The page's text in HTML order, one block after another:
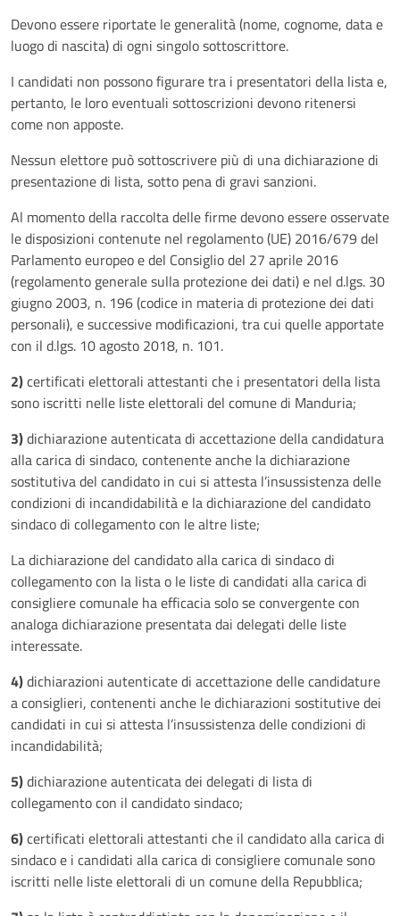
Devono essere riportate le generalità (nome, cognome, data e
luogo di nascita) di ogni singolo sottoscrittore.
I candidati non possono figurare tra i presentatori della lista e,
pertanto, le loro eventuali sottoscrizioni devono ritenersi
come non apposte.
Nessun elettore può sottoscrivere più di una dichiarazione di
presentazione di lista, sotto pena di gravi sanzioni.
Al momento della raccolta delle firme devono essere osservate
le disposizioni contenute nel regolamento (UE) 2016/679 del
Parlamento europeo e del Consiglio del 27 aprile 2016
(regolamento generale sulla protezione dei dati) e nel d.lgs. 30
giugno 2003, n. 196 (codice in materia di protezione dei dati
personali), e successive modificazioni, tra cui quelle apportate
con il d.lgs. 10 agosto 2018, n. 101.
2)certificati elettorali attestanti che i presentatori della lista
sono iscritti nelle liste elettorali del comune di Manduria;
3)dichiarazione autenticata di accettazione della candidatura
alla carica di sindaco, contenente anche la dichiarazione
sostitutiva del candidato in cui si attesta l’insussistenza delle
condizioni di incandidabilità e la dichiarazione del candidato
sindaco di collegamento con le altre liste;
La dichiarazione del candidato alla carica di sindaco di
collegamento con la lista o le liste di candidati alla carica di
consigliere comunale ha efficacia solo se convergente con
analoga dichiarazione presentata dai delegati delle liste
interessate.
4)dichiarazioni autenticate di accettazione delle candidature
a consiglieri, contenenti anche le dichiarazioni sostitutive dei
candidati in cui si attesta l’insussistenza delle condizioni di
incandidabilità;
5)dichiarazione autenticata dei delegati di lista di
collegamento con il candidato sindaco;
6)certificati elettorali attestanti che il candidato alla carica di
sindaco e i candidati alla carica di consigliere comunale sono
iscritti nelle liste elettorali di un comune della Repubblica;